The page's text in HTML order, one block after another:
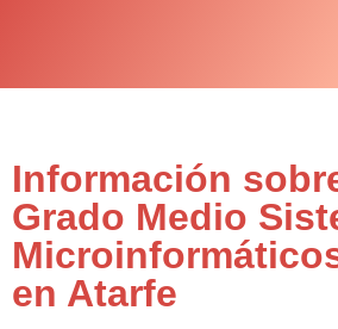
Información
Grado Medio
en Atarfe